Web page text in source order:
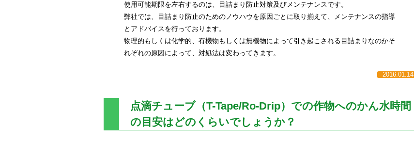
使用可能期限を左右するのは、目詰まり防止対策及びメンテナンスです。
弊社では、目詰まり防止のためのノウハウを原因ごとに取り揃えて、メンテナンスの指導
とアドバイスを行っております。
物理的もしくは化学的、有機物もしくは無機物によって引き起こされる目詰まりなのかそ
れぞれの原因によって、対処法は変わってきます。
2016.01.14
点滴チューブ（T-Tape/Ro-Drip）での作物へのかん水時間
の目安はどのくらいでしょうか？